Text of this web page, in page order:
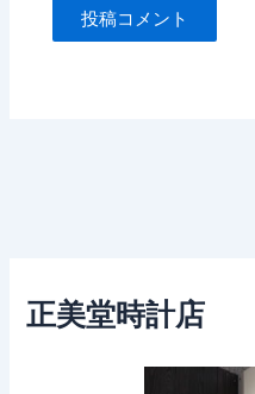
正美堂時計店